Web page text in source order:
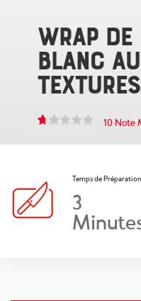
WRAP DE
BLANC
TEXTURES
10 Note
Temps de Préparation
3